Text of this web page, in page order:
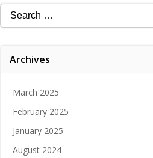
Search
for:
Archives
March 2025
February 2025
January 2025
August 2024